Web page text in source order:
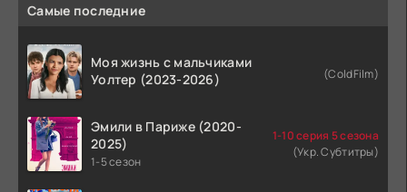
Самые последние
Моя жизнь с мальчиками
Уолтер (2023-2026)
(ColdFilm)
Эмили в Париже (2020-
2025)
1-5 сезон
1-10 серия 5 сезона
(Укр. Субтитры)